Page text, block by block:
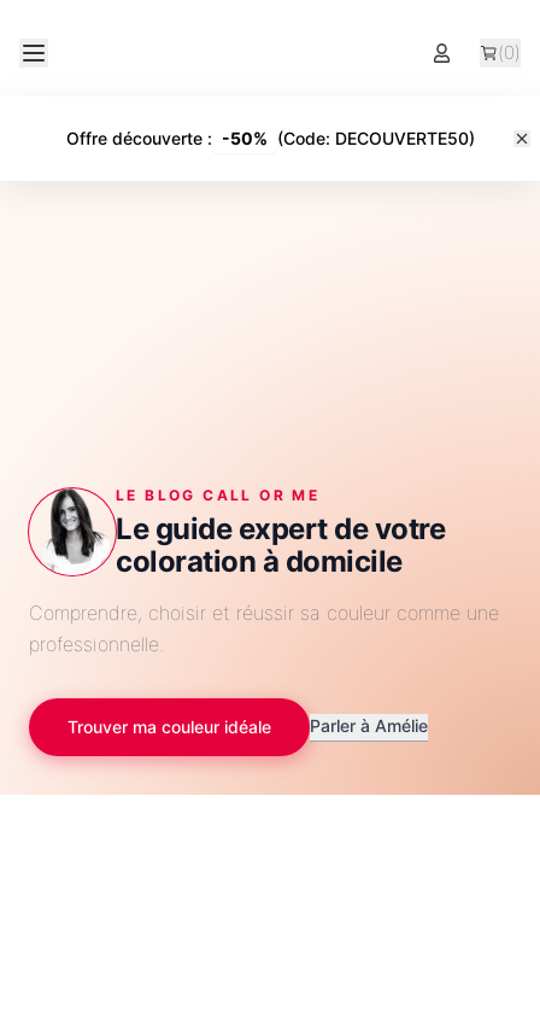
(0)
Offre découverte: -50% (Code: DECOUVERTE50)
LE BLOG CALL OR ME
Le guide expert de votre
coloration à domicile
Comprendre, choisir et réussir sa couleur comme une
professionnelle.
Trouver ma couleur idéale Parler à Amélie